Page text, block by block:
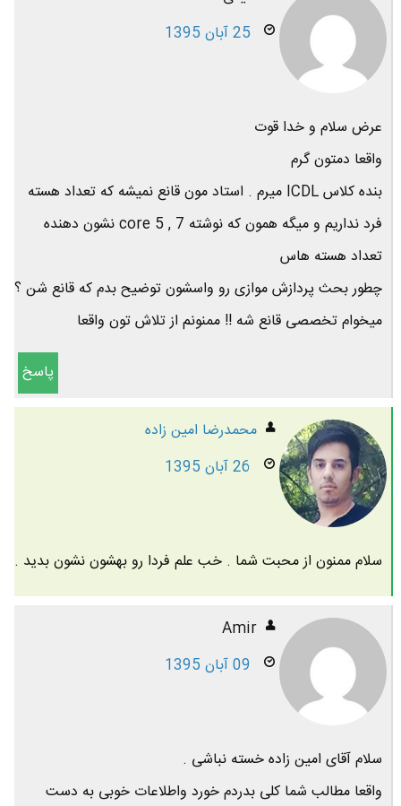
25 آبان 1395
عرض سلام و خدا قوت
واقعا دمتون گرم
بنده کلاس ICDL میرم . استاد مون قانع نمیشه که تعداد هسته
فرد نداریم و میگه همون که نوشته core 5 , 7 نشون دهنده
تعداد هسته هاس
چطور بحث پردازش موازی رو واسشون توضیح بدم که قانع شن ؟
میخوام تخصصی قانع شه !! ممنونم از تلاش تون واقعا
پاسخ
محمدرضا امين زاده
26 آبان 1395
سلام ممنون از محبت شما . خب علم فردا رو بهشون نشون بدید .
Amir
09 آبان 1395
سلام آقای امین زاده خسته نباشی .
واقعا مطالب شما کلی بدردم خورد واطلاعات خوبی به دست